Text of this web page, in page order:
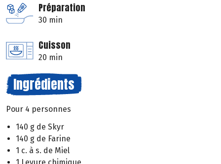
Préparation
30 min
Cuisson
20 min
Ingrédients
Pour 4 personnes
140 g de Skyr
140 g de Farine
1 c. à s. de Miel